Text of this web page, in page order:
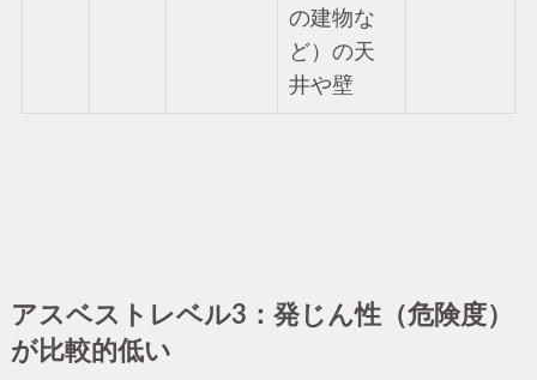
の建物な
ど）の天
井や壁
アスベストレベル3：発じん性（危険度）
が比較的低い